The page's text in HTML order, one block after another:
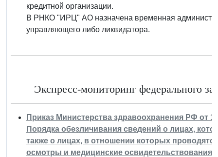
кредитной организации.
В РНКО "ИРЦ" АО назначена временная
управляющего либо ликвидатора.
Экспресс-мониторинг федерального
Приказ Министерства здравоохранения РФ от
Порядка обезличивания сведений о лицах,
также о лицах, в отношении которых
осмотры и медицинские освидетельствования"